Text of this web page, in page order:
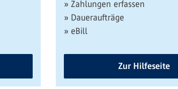
» Zahlungen erfassen
» Daueraufträge
» eBill
Zur Hilfeseite